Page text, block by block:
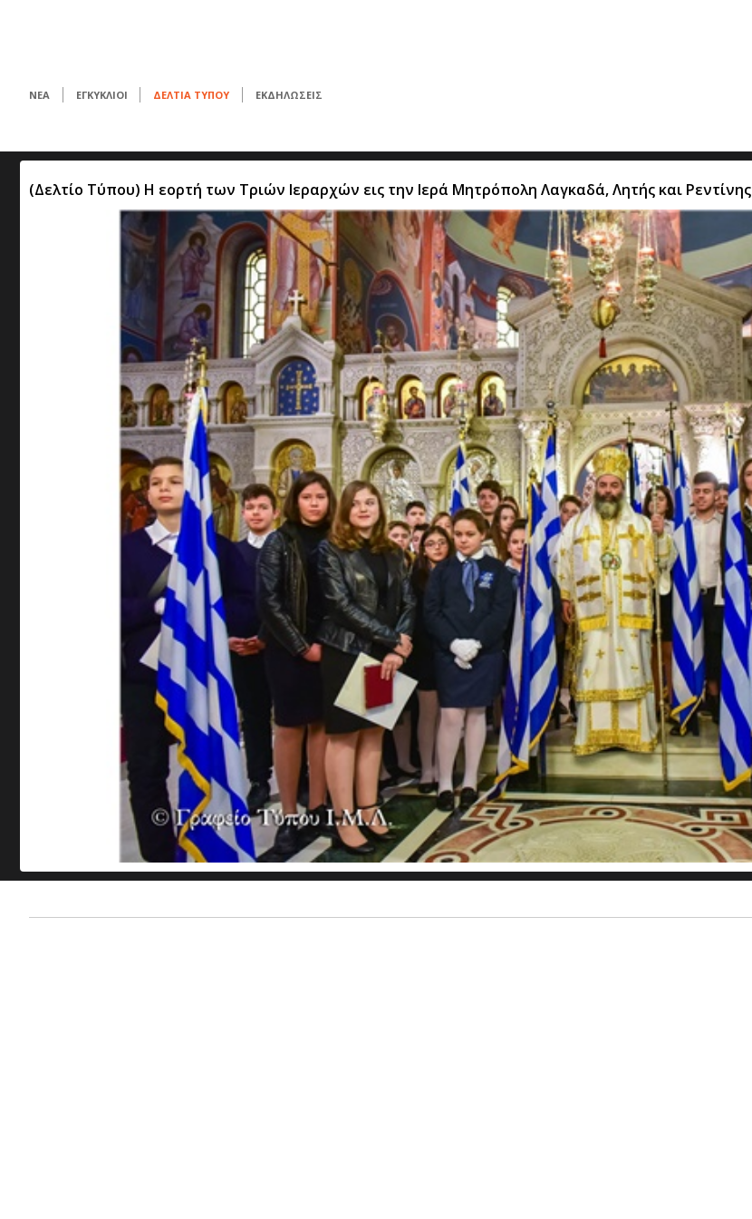
ΝΕΑ ΕΓΚΥΚΛΙΟΙ ΔΕΛΤΙΑ ΤΥΠΟΥ ΕΚΔΗΛΩΣΕΙΣ
(Δελτίο Τύπου) Η εορτή των Τριών Ιεραρχών εις την Ιερά Μητρόπολη Λαγκαδά, Λητής και Ρεντίνης